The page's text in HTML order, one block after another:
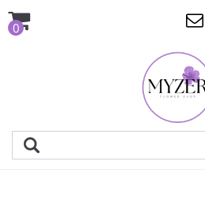
0